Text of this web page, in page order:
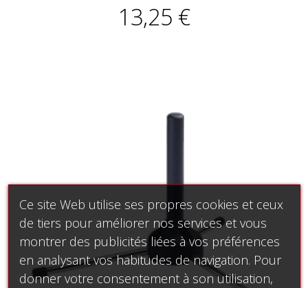
13,25 €
Ce site Web utilise ses propres cookies et ceux
de tiers pour améliorer nos services et vous
montrer des publicités liées à vos préférences
en analysant vos habitudes de navigation. Pour
donner votre consentement à son utilisation,